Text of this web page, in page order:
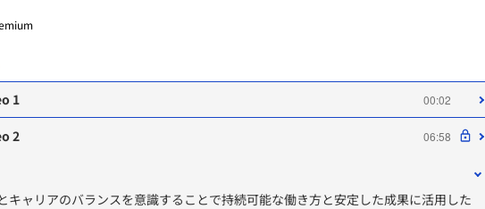
1 00:02
2 06:58
キャリアのバランスを意識することで持続可能な働き方と安定した成果に活用した